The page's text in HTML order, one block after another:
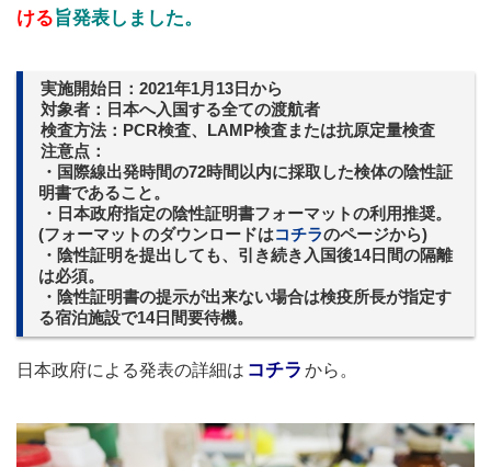
ける旨発表しました。
実施開始日：2021年1月13日から
対象者：日本へ入国する全ての渡航者
検査方法：PCR検査、LAMP検査または抗原定量検査
注意点：
・国際線出発時間の72時間以内に採取した検体の陰性証
明書であること。
・日本政府指定の陰性証明書フォーマットの利用推奨。
(フォーマットのダウンロードはコチラのページから)
・陰性証明を提出しても、引き続き入国後14日間の隔離
は必須。
・陰性証明書の提示が出来ない場合は検疫所長が指定す
る宿泊施設で14日間要待機。
日本政府による発表の詳細は コチラ から。